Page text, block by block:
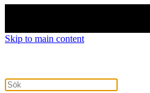
Skip to main content